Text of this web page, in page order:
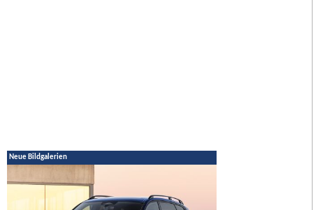
Neue Bildgalerien